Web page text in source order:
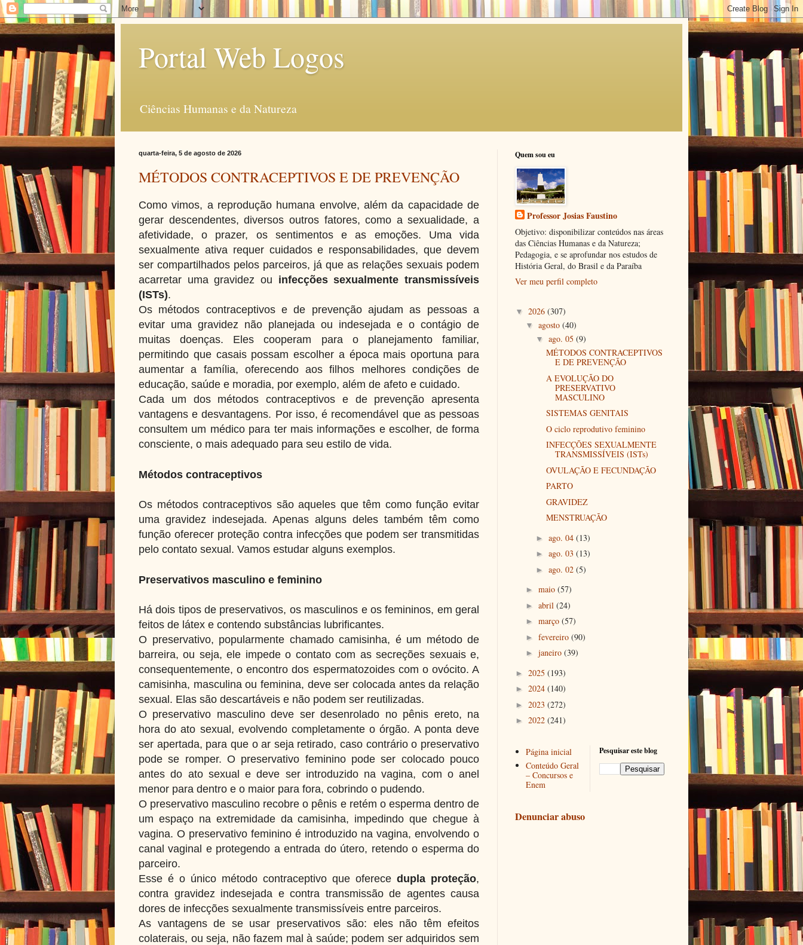
Portal Web Logos
Ciências Humanas e da Natureza
quarta-feira, 5 de agosto de 2026
MÉTODOS CONTRACEPTIVOS E DE PREVENÇÃO
Como vimos, a reprodução humana envolve, além da capacidade de
gerar descendentes, diversos outros fatores, como a sexualidade, a
afetividade, o prazer, os sentimentos e as emoções. Uma vida
sexualmente ativa requer cuidados e responsabilidades, que devem
ser compartilhados pelos parceiros, já que as relações sexuais podem
acarretar uma gravidez ou infecções sexualmente transmissíveis
(ISTs).
Os métodos contraceptivos e de prevenção ajudam as pessoas a
evitar uma gravidez não planejada ou indesejada e o contágio de
muitas doenças. Eles cooperam para o planejamento familiar,
permitindo que casais possam escolher a época mais oportuna para
aumentar a família, oferecendo aos filhos melhores condições de
educação, saúde e moradia, por exemplo, além de afeto e cuidado.
Cada um dos métodos contraceptivos e de prevenção apresenta
vantagens e desvantagens. Por isso, é recomendável que as pessoas
consultem um médico para ter mais informações e escolher, de forma
consciente, o mais adequado para seu estilo de vida.
Métodos contraceptivos
Os métodos contraceptivos são aqueles que têm como função evitar
uma gravidez indesejada. Apenas alguns deles também têm como
função oferecer proteção contra infecções que podem ser transmitidas
pelo contato sexual. Vamos estudar alguns exemplos.
Preservativos masculino e feminino
Há dois tipos de preservativos, os masculinos e os femininos, em geral
feitos de látex e contendo substâncias lubrificantes.
O preservativo, popularmente chamado camisinha, é um método de
barreira, ou seja, ele impede o contato com as secreções sexuais e,
consequentemente, o encontro dos espermatozoides com o ovócito. A
camisinha, masculina ou feminina, deve ser colocada antes da relação
sexual. Elas são descartáveis e não podem ser reutilizadas.
O preservativo masculino deve ser desenrolado no pênis ereto, na
hora do ato sexual, evolvendo completamente o órgão. A ponta deve
ser apertada, para que o ar seja retirado, caso contrário o preservativo
pode se romper. O preservativo feminino pode ser colocado pouco
antes do ato sexual e deve ser introduzido na vagina, com o anel
menor para dentro e o maior para fora, cobrindo o pudendo.
O preservativo masculino recobre o pênis e retém o esperma dentro de
um espaço na extremidade da camisinha, impedindo que chegue à
vagina. O preservativo feminino é introduzido na vagina, envolvendo o
canal vaginal e protegendo a entrada do útero, retendo o esperma do
parceiro.
Esse é o único método contraceptivo que oferece dupla proteção,
contra gravidez indesejada e contra transmissão de agentes causa
dores de infecções sexualmente transmissíveis entre parceiros.
As vantagens de se usar preservativos são: eles não têm efeitos
colaterais, ou seja, não fazem mal à saúde; podem ser adquiridos sem
Quem sou eu
Professor Josias Faustino
Objetivo: disponibilizar conteúdos nas áreas
das Ciências Humanas e da Natureza;
Pedagogia, e se aprofundar nos estudos de
História Geral, do Brasil e da Paraíba
Ver meu perfil completo
▼ 2026 (307)
▼ agosto (40)
▼ ago. 05 (9)
MÉTODOS CONTRACEPTIVOS
E DE PREVENÇÃO
A EVOLUÇÃO DO
PRESERVATIVO
MASCULINO
SISTEMAS GENITAIS
O ciclo reprodutivo feminino
INFECÇÕES SEXUALMENTE
TRANSMISSÍVEIS (ISTs)
OVULAÇÃO E FECUNDAÇÃO
PARTO
GRAVIDEZ
MENSTRUAÇÃO
► ago. 04 (13)
► ago. 03 (13)
► ago. 02 (5)
► maio (57)
► abril (24)
► março (57)
► fevereiro (90)
► janeiro (39)
► 2025 (193)
► 2024 (140)
► 2023 (272)
► 2022 (241)
Página inicial
Conteúdo Geral
– Concursos e
Enem
Pesquisar este blog
Denunciar abuso